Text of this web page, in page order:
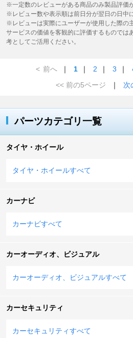
※一定数のレビューがある商品のみ製品評価
※レビュー数や表示順は前日分が翌日の日中
※レビューは実際にユーザーが使用した際の
サービスの価値を客観的に評価するものでは
考としてご活用ください。
< 前へ ｜ 1 ｜ 2 ｜ 3 ｜
<< 前の5ページ
｜ 次
パーツカテゴリ一覧
タイヤ・ホイール
タイヤ・ホイールすべて
カーナビ
カーナビすべて
カーオーディオ、ビジュアル
カーオーディオ、ビジュアルすべて
カーセキュリティ
カーセキュリティすべて